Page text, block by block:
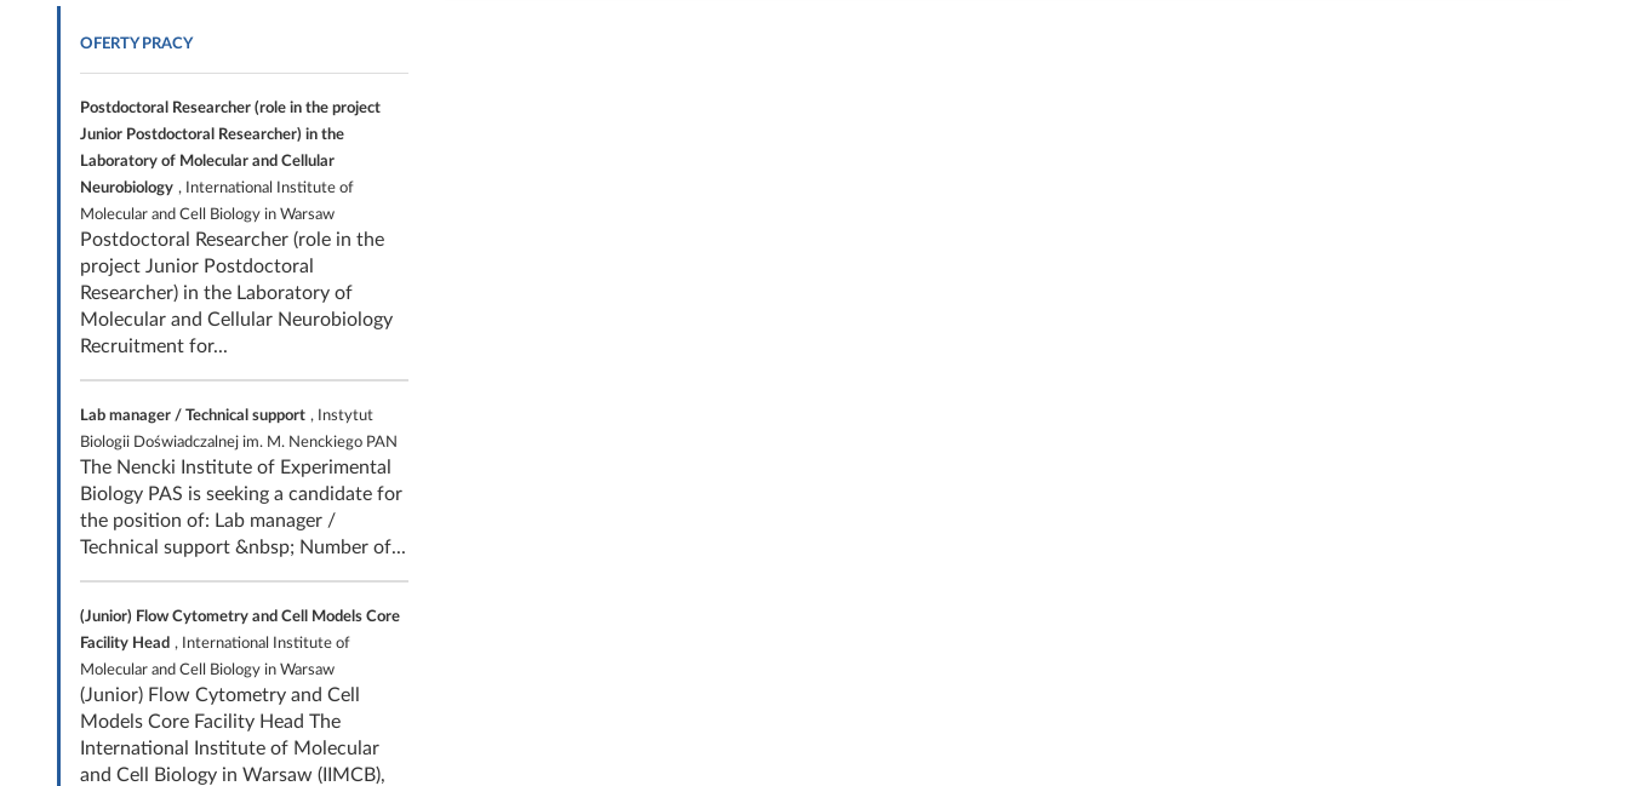
OFERTY PRACY
Postdoctoral Researcher (role in the project
Junior Postdoctoral Researcher) in the
Laboratory of Molecular and Cellular
Neurobiology , International Institute of
Molecular and Cell Biology in Warsaw
Postdoctoral Researcher (role in the
project Junior Postdoctoral
Researcher) in the Laboratory of
Molecular and Cellular Neurobiology
Recruitment for...
Lab manager / Technical support , Instytut
Biologii Doświadczalnej im. M. Nenckiego PAN
The Nencki Institute of Experimental
Biology PAS is seeking a candidate for
the position of: Lab manager /
Technical support &nbsp; Number of...
(Junior) Flow Cytometry and Cell Models Core
Facility Head , International Institute of
Molecular and Cell Biology in Warsaw
(Junior) Flow Cytometry and Cell
Models Core Facility Head The
International Institute of Molecular
and Cell Biology in Warsaw (IIMCB),